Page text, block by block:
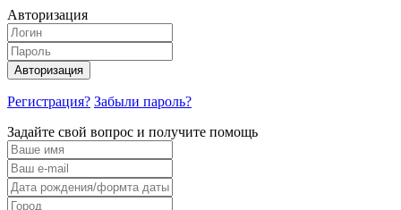
Авторизация
Авторизация
Регистрация? Забыли пароль?
Задайте свой вопрос и получите помощь